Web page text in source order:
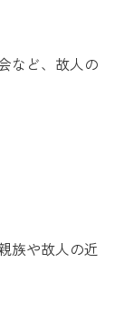
など、故人の
族や故人の近